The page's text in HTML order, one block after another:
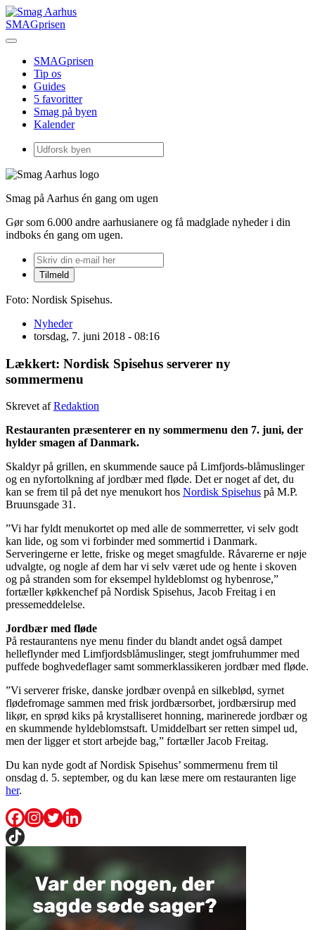
SMAGprisen
SMAGprisen
Tip os
Guides
5 favoritter
Smag på byen
Kalender
Smag på Aarhus én gang om ugen
Gør som 6.000 andre aarhusianere og få madglade nyheder i din
indboks én gang om ugen.
Foto: Nordisk Spisehus.
Nyheder
torsdag, 7. juni 2018 - 08:16
Lækkert: Nordisk Spisehus serverer ny
sommermenu
Skrevet afRedaktion
Restauranten præsenterer en ny sommermenu den 7. juni, der
hylder smagen af Danmark.
Skaldyr på grillen, en skummende sauce på Limfjords-blåmuslinger
og en nyfortolkning af jordbær med fløde. Det er noget af det, du
kan se frem til på det nye menukort hos Nordisk Spisehus på M.P.
Bruunsgade 31.
”Vi har fyldt menukortet op med alle de sommerretter, vi selv godt
kan lide, og som vi forbinder med sommertid i Danmark.
Serveringerne er lette, friske og meget smagfulde. Råvarerne er nøje
udvalgte, og nogle af dem har vi selv været ude og hente i skoven
og på stranden som for eksempel hyldeblomst og hybenrose,”
fortæller køkkenchef på Nordisk Spisehus, Jacob Freitag i en
pressemeddelelse.
Jordbær med fløde
På restaurantens nye menu finder du blandt andet også dampet
helleflynder med Limfjordsblåmuslinger, stegt jomfruhummer med
puffede boghvedeflager samt sommerklassikeren jordbær med fløde.
”Vi serverer friske, danske jordbær ovenpå en silkeblød, syrnet
flødefromage sammen med frisk jordbærsorbet, jordbærsirup med
likør, en sprød kiks på krystalliseret honning, marinerede jordbær og
en skummende hyldeblomstsaft. Umiddelbart ser retten simpel ud,
men der ligger et stort arbejde bag,” fortæller Jacob Freitag.
Du kan nyde godt af Nordisk Spisehus’ sommermenu frem til
onsdag d. 5. september, og du kan læse mere om restauranten lige
her.